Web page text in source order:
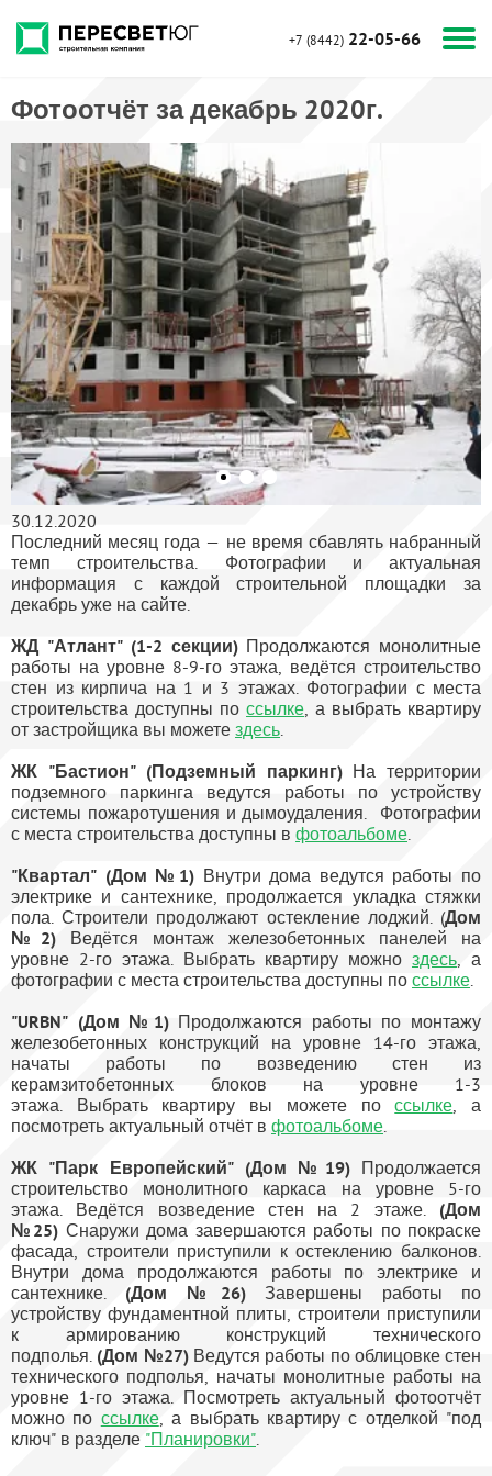
+7 (8442) 22-05-66
Фотоотчёт за декабрь 2020г.
30.12.2020
Последний месяц года — не время сбавлять набранный
темп строительства. Фотографии и актуальная
информация с каждой строительной площадки за
декабрь уже на сайте.
ЖД "Атлант" (1-2 секции) Продолжаются монолитные
работы на уровне 8-9-го этажа, ведётся строительство
стен из кирпича на 1 и 3 этажах. Фотографии с места
строительства доступны по ссылке, а выбрать квартиру
от застройщика вы можете здесь.
ЖК "Бастион" (Подземный паркинг) На территории
подземного паркинга ведутся работы по устройству
системы пожаротушения и дымоудаления. Фотографии
с места строительства доступны в фотоальбоме.
"Квартал" (Дом №1) Внутри дома ведутся работы по
электрике и сантехнике, продолжается укладка стяжки
пола. Строители продолжают остекление лоджий. (Дом
№2) Ведётся монтаж железобетонных панелей на
уровне 2-го этажа. Выбрать квартиру можно здесь, а
фотографии с места строительства доступны по ссылке.
"URBN" (Дом №1) Продолжаются работы по монтажу
железобетонных конструкций на уровне 14-го этажа,
начаты работы по возведению стен из
керамзитобетонных блоков на уровне 1-3
этажа. Выбрать квартиру вы можете поссылке, а
посмотреть актуальный отчёт в фотоальбоме.
ЖК "Парк Европейский" (Дом №19) Продолжается
строительство монолитного каркаса на уровне 5-го
этажа. Ведётся возведение стен на 2 этаже. (Дом
№25) Снаружи дома завершаются работы по покраске
фасада, строители приступили к остеклению балконов.
Внутри дома продолжаются работы по электрике и
сантехнике. (Дом №26)Завершены работы по
устройству фундаментной плиты, строители приступили
к армированию конструкций технического
подполья. (Дом №27) Ведутся работы по облицовке стен
технического подполья, начаты монолитные работы на
уровне 1-го этажа. Посмотреть актуальный фотоотчёт
можно по ссылке, а выбрать квартиру с отделкой "под
ключ" в разделе "Планировки".